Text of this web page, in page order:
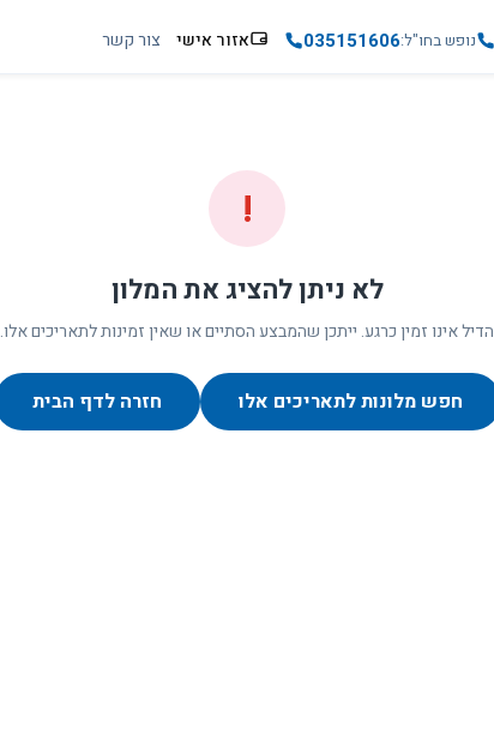
נופש בחו"ל035151606 אזור אישי צור קשר
!
לא ניתן להציג את המלון
הדיל אינו זמין כרגע. ייתכן שהמבצע הסתיים או שאין זמינות לתאריכים אלו.
חפש מלונות לתאריכים אלו חזרה לדף הבית